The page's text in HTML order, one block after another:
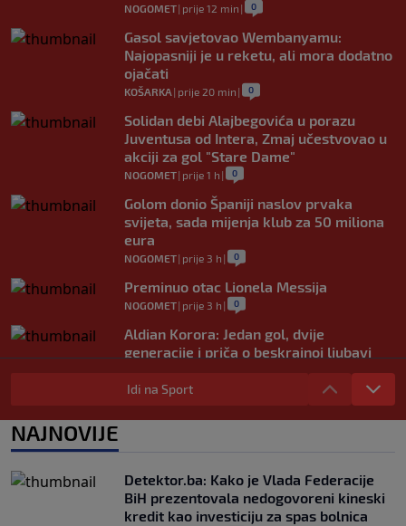
NOGOMET| prije 12 min | 0
Gasol savjetovao Wembanyamu:
Najopasniji je u reketu, ali mora dodatno
ojačati
KOŠARKA | prije 20 min | 0
Solidan debi Alajbegovića u porazu
Juventusa od Intera, Zmaj učestvovao u
akciji za gol "Stare Dame"
NOGOMET| prije 1 h | 0
Golom donio Španiji naslov prvaka
svijeta, sada mijenja klub za 50 miliona
eura
NOGOMET| prije 3 h | 0
Preminuo otac Lionela Messija
NOGOMET| prije 3 h | 0
Aldian Korora: Jedan gol, dvije
generacije i priča o beskrajnoj ljubavi
prema Želji koja je obavezan smjer za
plavi voz
Idi na Sport
NAJNOVIJE
Detektor.ba: Kako je Vlada Federacije
BiH prezentovala nedogovoreni kineski
kredit kao investiciju za spas bolnica